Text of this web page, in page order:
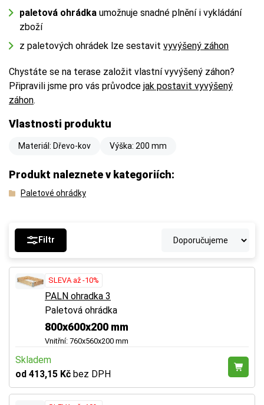
paletová ohrádka umožnuje snadné plnění i vykládání
zboží
z paletových ohrádek lze sestavit vyvýšený záhon
Chystáte se na terase založit vlastní vyvýšený záhon?
Připravili jsme pro vás průvodce jak postavit vyvýšený
záhon.
Vlastnosti produktu
Materiál: Dřevo-kov Výška: 200 mm
Produkt naleznete v kategoriích:
Paletové ohrádky
Filtr
SLEVA až -10%
PALN ohradka 3
Paletová ohrádka
800x600x200 mm
Vnitřní: 760x560x200 mm
Skladem
od 413,15 Kč bez DPH